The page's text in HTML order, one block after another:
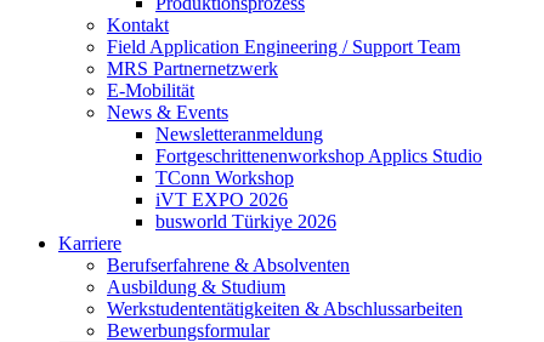
Kontakt
Field Application Engineering / Support Team
MRS Partnernetzwerk
E-Mobilität
News & Events
Newsletteranmeldung
Fortgeschrittenenworkshop Applics Studio
TConn Workshop
iVT EXPO 2026
busworld Türkiye 2026
Karriere
Berufserfahrene & Absolventen
Ausbildung & Studium
Werkstudententätigkeiten & Abschlussarbeiten
Bewerbungsformular